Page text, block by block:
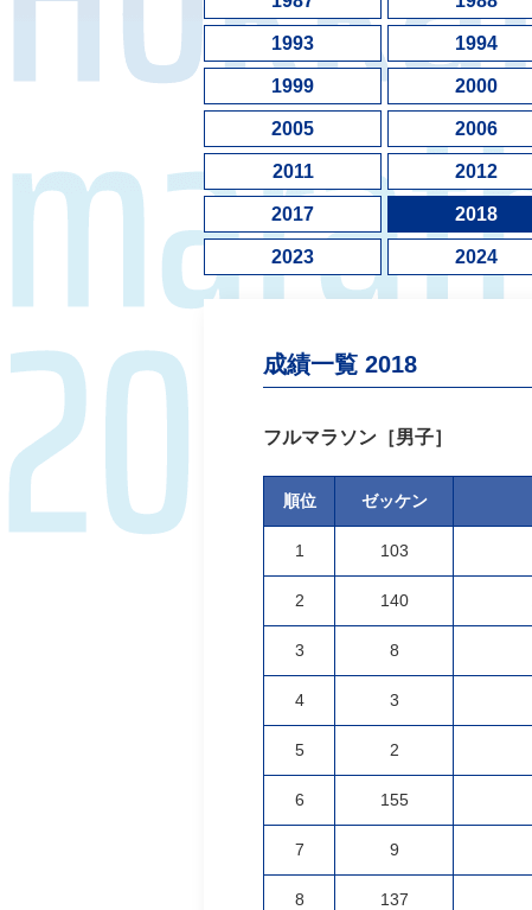
1993 1994
1999 2000
2005 2006
2011 2012
2017 2018
2023 2024
成績一覧 2018
フルマラソン［男子］
順位 ゼッケン
1 103
2 140
3 8
4 3
5 2
6 155
7 9
8 137